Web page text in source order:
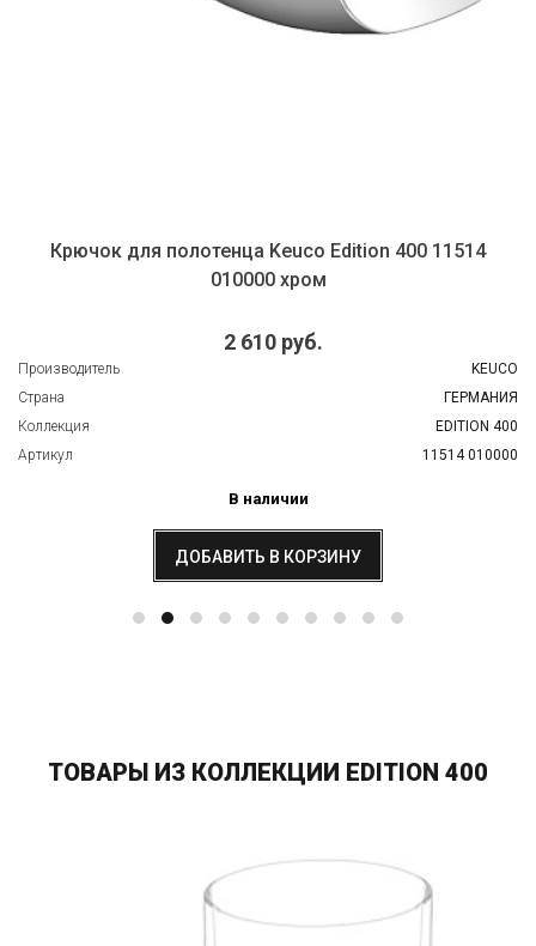
Крючок для полотенца Keuco Edition 400 11514
010000 хром
2 610 руб.
Производитель
KEUCO
Страна
ГЕРМАНИЯ
Коллекция
EDITION 400
Артикул
11514 010000
В наличии
ДОБАВИТЬ В КОРЗИНУ
ТОВАРЫ ИЗ КОЛЛЕКЦИИ EDITION 400